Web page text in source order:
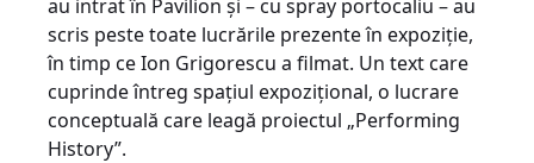
au intrat în Pavilion şi – cu spray portocaliu – au
scris peste toate lucrările prezente în expoziţie,
în timp ce Ion Grigorescu a filmat. Un text care
cuprinde întreg spaţiul expoziţional, o lucrare
conceptuală care leagă proiectul „Performing
History”.